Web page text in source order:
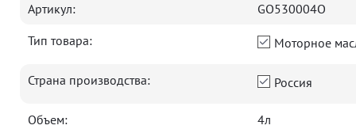
Артикул:
GO530004O
Тип товара:
Моторное
Страна производства: Россия
Объем:
4л